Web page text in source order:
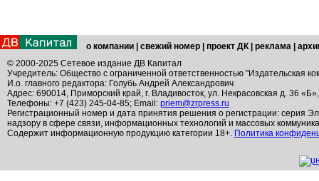
о компании свежий номер проект ДК реклама
© 2000-2025 Сетевое издание ДВ Капитал
Учредитель: Общество с ограниченной ответственностью "Издательская
И.о. главного редактора: Голубь Андрей Александрович
Адрес: 690014, Приморский край, г. Владивосток, ул. Некрасовская д. 36
Телефоны: +7 (423) 245-04-85; Email: priem@zrpress.ru
Регистрационный номер и дата принятия решения о регистрации: серия
надзору в сфере связи, информационных технологий и массовых
Содержит информационную продукцию категории 18+. Политика